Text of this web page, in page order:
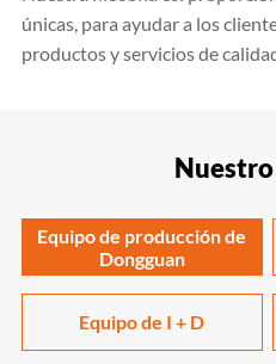
únicas, para ayudar a los
productos y servicios de
Equipo de producción de
Dongguan
Equipo de I + D